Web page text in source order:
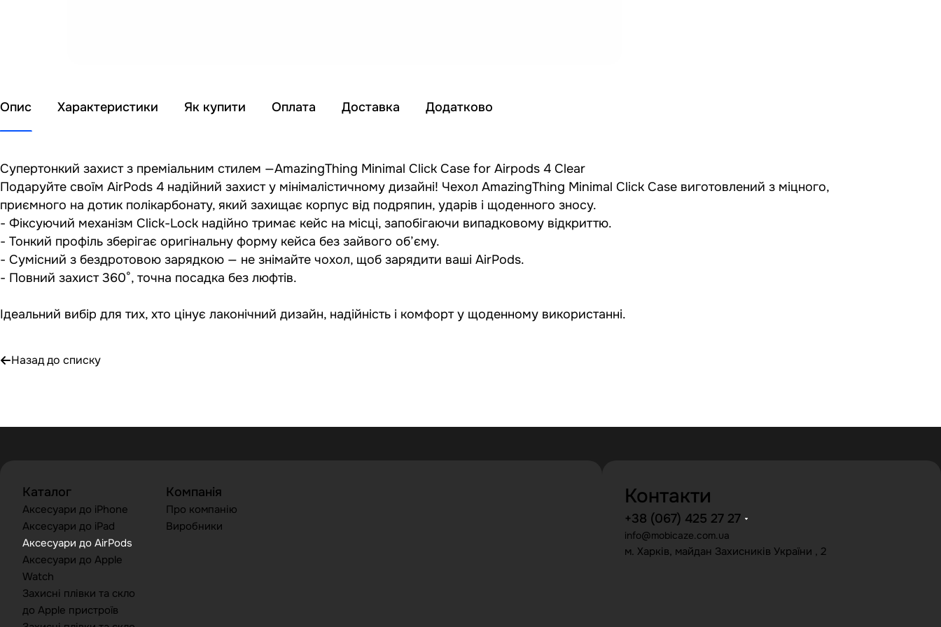
Опис Характеристики Як купити Оплата Доставка Додатково
Супертонкий захист з преміальним стилем —AmazingThing Minimal Click Case for Airpods 4 Clear
Подаруйте своїм AirPods 4 надійний захист у мінімалістичному дизайні! Чехол AmazingThing Minimal Click Case виготовлений з міцного,
приємного на дотик полікарбонату, який захищає корпус від подряпин, ударів і щоденного зносу.
- Фіксуючий механізм Click-Lock надійно тримає кейс на місці, запобігаючи випадковому відкриттю.
- Тонкий профіль зберігає оригінальну форму кейса без зайвого об’єму.
- Сумісний з бездротовою зарядкою — не знімайте чохол, щоб зарядити ваші AirPods.
- Повний захист 360°, точна посадка без люфтів.
Ідеальний вибір для тих, хто цінує лаконічний дизайн, надійність і комфорт у щоденному використанні.
Назад до списку
Каталог
Аксесуари до iPhone
Аксесуари до iPad
Аксесуари до AirPods
Аксесуари до Apple
Watch
Захисні плівки та скло
до Apple пристроїв
Компанія
Про компанію
Виробники
Контакти
+38 (067) 425 27 27
info@mobicaze.com.ua
м. Харків, майдан Захисників України , 2